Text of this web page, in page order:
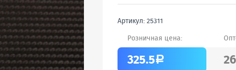
Артикул: 25311
Розничная цена:
325.5a